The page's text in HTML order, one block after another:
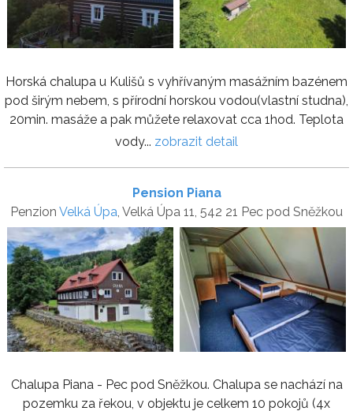
Horská chalupa u Kulišů s vyhřívaným masážním bazénem
pod širým nebem, s přírodní horskou vodou(vlastní studna),
20min. masáže a pak můžete relaxovat cca 1hod. Teplota
vody... zobrazit detail
Pension Piana
Penzion Velká Úpa , Velká Úpa 11, 542 21 Pec pod Sněžkou
Chalupa Piana - Pec pod Sněžkou. Chalupa se nachází na
pozemku za řekou, v objektu je celkem 10 pokojů (4x